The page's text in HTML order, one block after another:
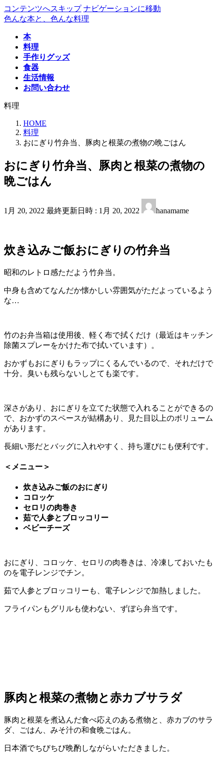
コンテンツへスキップ ナビゲーションに移動
色んな本と、色んな料理
本
料理
手作りグッズ
食器
生活情報
お問い合わせ
料理
HOME
料理
おにぎり竹弁当、豚肉と根菜の煮物の晩ごはん
おにぎり竹弁当、豚肉と根菜の煮物の
晩ごはん
1月 20, 2022 最終更新日時 : 1月 20, 2022 hanamame
炊き込みご飯おにぎりの竹弁当
昭和のレトロ感ただよう竹弁当。
中身も含めてなんだか懐かしい雰囲気がただよっているよう
な…
竹のお弁当箱は使用後、軽く布で拭くだけ（最近はキッチン
除菌スプレーをかけた布で拭いています）。
おかずもおにぎりもラップにくるんでいるので、それだけで
十分。臭いも残らないしとても楽です。
深さがあり、おにぎりを立てた状態で入れることができるの
で、おかずのスペースが結構あり、見た目以上のボリューム
があります。
長細い形だとバッグに入れやすく、持ち運びにも便利です。
＜メニュー＞
炊き込みご飯のおにぎり
コロッケ
セロリの肉巻き
茹で人参とブロッコリー
ベビーチーズ
おにぎり、コロッケ、セロリの肉巻きは、冷凍しておいたも
のを電子レンジでチン。
茹で人参とブロッコリーも、電子レンジで加熱しました。
フライパンもグリルも使わない、ずぼら弁当です。
豚肉と根菜の煮物と赤カブサラダ
豚肉と根菜を煮込んだ食べ応えのある煮物と、赤カブのサラ
ダ、ごはん、みそ汁の和食晩ごはん。
日本酒でちびちび晩酌しながらいただきました。